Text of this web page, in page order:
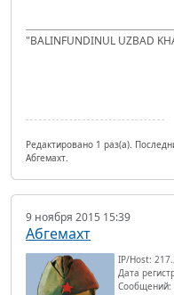
"BALINFUNDINUL UZBAD
Редактировано 1 раз(а).
Абгемахт.
9 ноября 2015 15:39
Абгемахт
IP/Host:
Дата
Сообщений: